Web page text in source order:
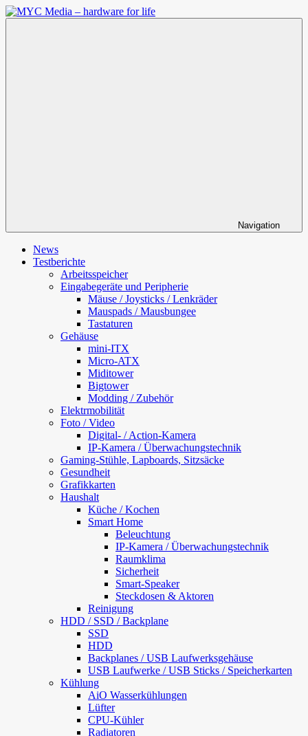
Zum
Inhalt
Navigation
News
Testberichte
Arbeitsspeicher
Eingabegeräte und Peripherie
Mäuse / Joysticks / Lenkräder
Mauspads / Mausbungee
Tastaturen
Gehäuse
mini-ITX
Micro-ATX
Miditower
Bigtower
Modding / Zubehör
Elektrmobilität
Foto / Video
Digital- / Action-Kamera
IP-Kamera / Überwachungstechnik
Gaming-Stühle, Lapboards, Sitzsäcke
Gesundheit
Grafikkarten
Haushalt
Küche / Kochen
Smart Home
Beleuchtung
IP-Kamera / Überwachungstechnik
Raumklima
Sicherheit
Smart-Speaker
Steckdosen & Aktoren
Reinigung
HDD / SSD / Backplane
SSD
HDD
Backplanes / USB Laufwerksgehäuse
USB Laufwerke / USB Sticks / Speicherkarten
Kühlung
AiO Wasserkühlungen
Lüfter
CPU-Kühler
Radiatoren